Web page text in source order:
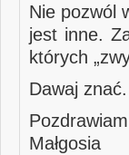
Nie pozwól
jest inne.
których
Dawaj znać.
Małgosia